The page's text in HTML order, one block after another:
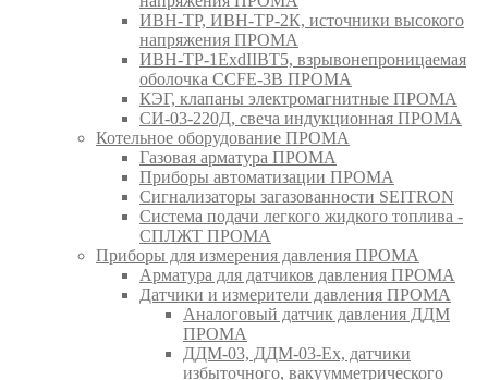
ИВН-ТР, ИВН-ТР-2К, источники высокого
напряжения ПРОМА
ИВН-ТР-1ExdIIBT5, взрывонепроницаемая
оболочка CCFE-3B ПРОМА
КЭГ, клапаны электромагнитные ПРОМА
СИ-03-220Д, свеча индукционная ПРОМА
Котельное оборудование ПРОМА
Газовая арматура ПРОМА
Приборы автоматизации ПРОМА
Сигнализаторы загазованности SEITRON
Система подачи легкого жидкого топлива -
СПЛЖТ ПРОМА
Приборы для измерения давления ПРОМА
Арматура для датчиков давления ПРОМА
Датчики и измерители давления ПРОМА
Аналоговый датчик давления ДДМ
ПРОМА
ДДМ-03, ДДМ-03-Ех, датчики
избыточного, вакуумметрического